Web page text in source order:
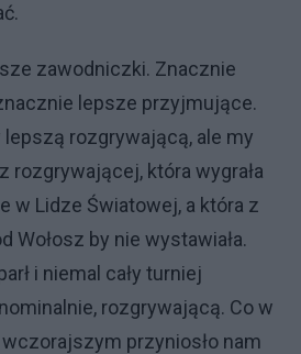
zawodniczki. Znacznie
lepsze przyjmujące.
lepszą rozgrywającą, ale my
rozgrywającej, która wygrała
w Lidze Światowej, a która z
Wołosz by nie wystawiała.
i niemal cały turniej
rozgrywającą. Co w
przyniosło nam